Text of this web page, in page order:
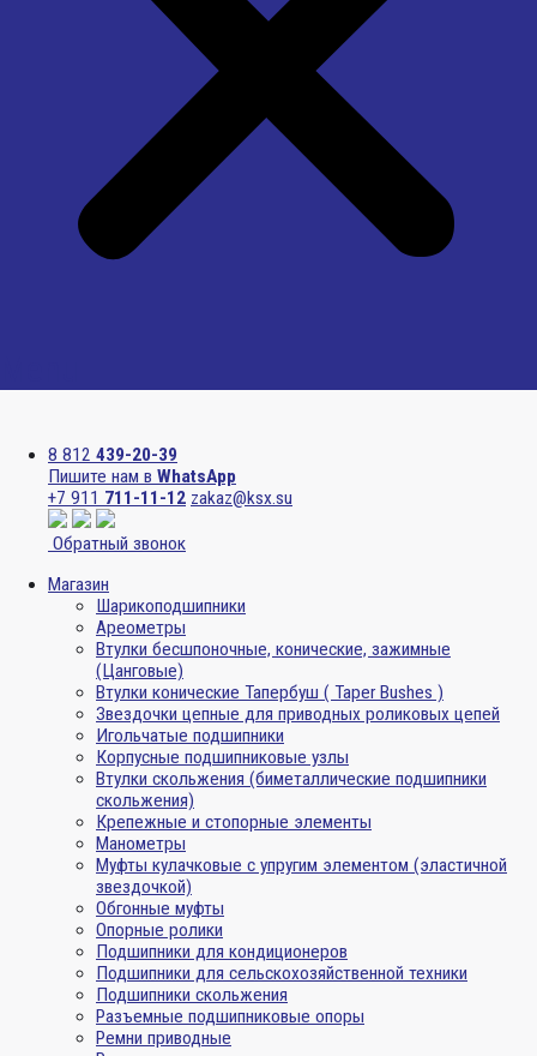
8 812 439-20-39
Пишите нам в WhatsApp
+7 911 711-11-12 zakaz@ksx.su
Обратный звонок
Магазин
Шарикоподшипники
Ареометры
Втулки бесшпоночные, конические, зажимные
(Цанговые)
Втулки конические Тапербуш ( Taper Bushes )
Звездочки цепные для приводных роликовых цепей
Игольчатые подшипники
Корпусные подшипниковые узлы
Втулки скольжения (биметаллические подшипники
скольжения)
Крепежные и стопорные элементы
Манометры
Муфты кулачковые с упругим элементом (эластичной
звездочкой)
Обгонные муфты
Опорные ролики
Подшипники для кондиционеров
Подшипники для сельскохозяйственной техники
Подшипники скольжения
Разъемные подшипниковые опоры
Ремни приводные